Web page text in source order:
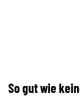
So gut wie